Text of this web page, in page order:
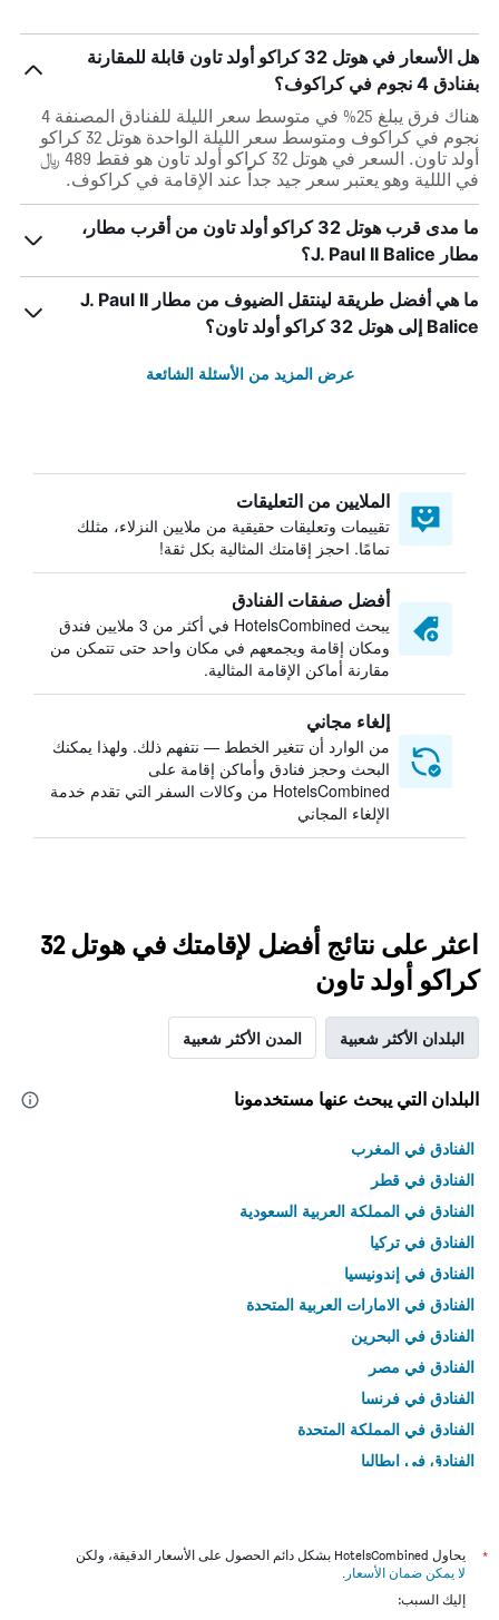
هل الأسعار في هوتل 32 كراكو أولد تاون قابلة للمقارنة
بفنادق 4 نجوم في كراكوف؟
هناك فرق يبلغ 25% في متوسط ​​سعر الليلة للفنادق المصنفة 4
نجوم في كراكوف ومتوسط ​​سعر الليلة الواحدة هوتل 32 كراكو
أولد تاون. السعر في هوتل 32 كراكو أولد تاون هو فقط 489 ﷼
في الللية وهو يعتبر سعر جيد جداً عند الإقامة في كراكوف.
ما مدى قرب هوتل 32 كراكو أولد تاون من أقرب مطار،
مطار J. Paul II Balice؟
ما هي أفضل طريقة لينتقل الضيوف من مطار J. Paul II
Balice إلى هوتل 32 كراكو أولد تاون؟
عرض المزيد من الأسئلة الشائعة
الملايين من التعليقات
تقييمات وتعليقات حقيقية من ملايين النزلاء، مثلك
تمامًا. احجز إقامتك المثالية بكل ثقة!
أفضل صفقات الفنادق
يبحث HotelsCombined في أكثر من 3 ملايين فندق
ومكان إقامة ويجمعهم في مكان واحد حتى تتمكن من
مقارنة أماكن الإقامة المثالية.
إلغاء مجاني
من الوارد أن تتغير الخطط — نتفهم ذلك. ولهذا يمكنك
البحث وحجز فنادق وأماكن إقامة على
HotelsCombined من وكالات السفر التي تقدم خدمة
الإلغاء المجاني
اعثر على نتائج أفضل لإقامتك في هوتل 32
كراكو أولد تاون
البلدان الأكثر شعبية المدن الأكثر شعبية
البلدان التي يبحث عنها مستخدمونا
الفنادق في المغرب
الفنادق في قطر
الفنادق في المملكة العربية السعودية
الفنادق في تركيا
الفنادق في إندونيسيا
الفنادق في الامارات العربية المتحدة
الفنادق في البحرين
الفنادق في مصر
الفنادق في فرنسا
الفنادق في المملكة المتحدة
الفنادق في إيطاليا
*
يحاول HotelsCombined بشكل دائم الحصول على الأسعار الدقيقة، ولكن
لا يمكن ضمان الأسعار .
إليك السبب: